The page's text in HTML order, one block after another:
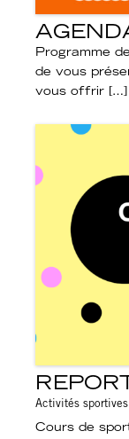
Programme
de vous
vous offrir […]
Activités sportives
Cours de